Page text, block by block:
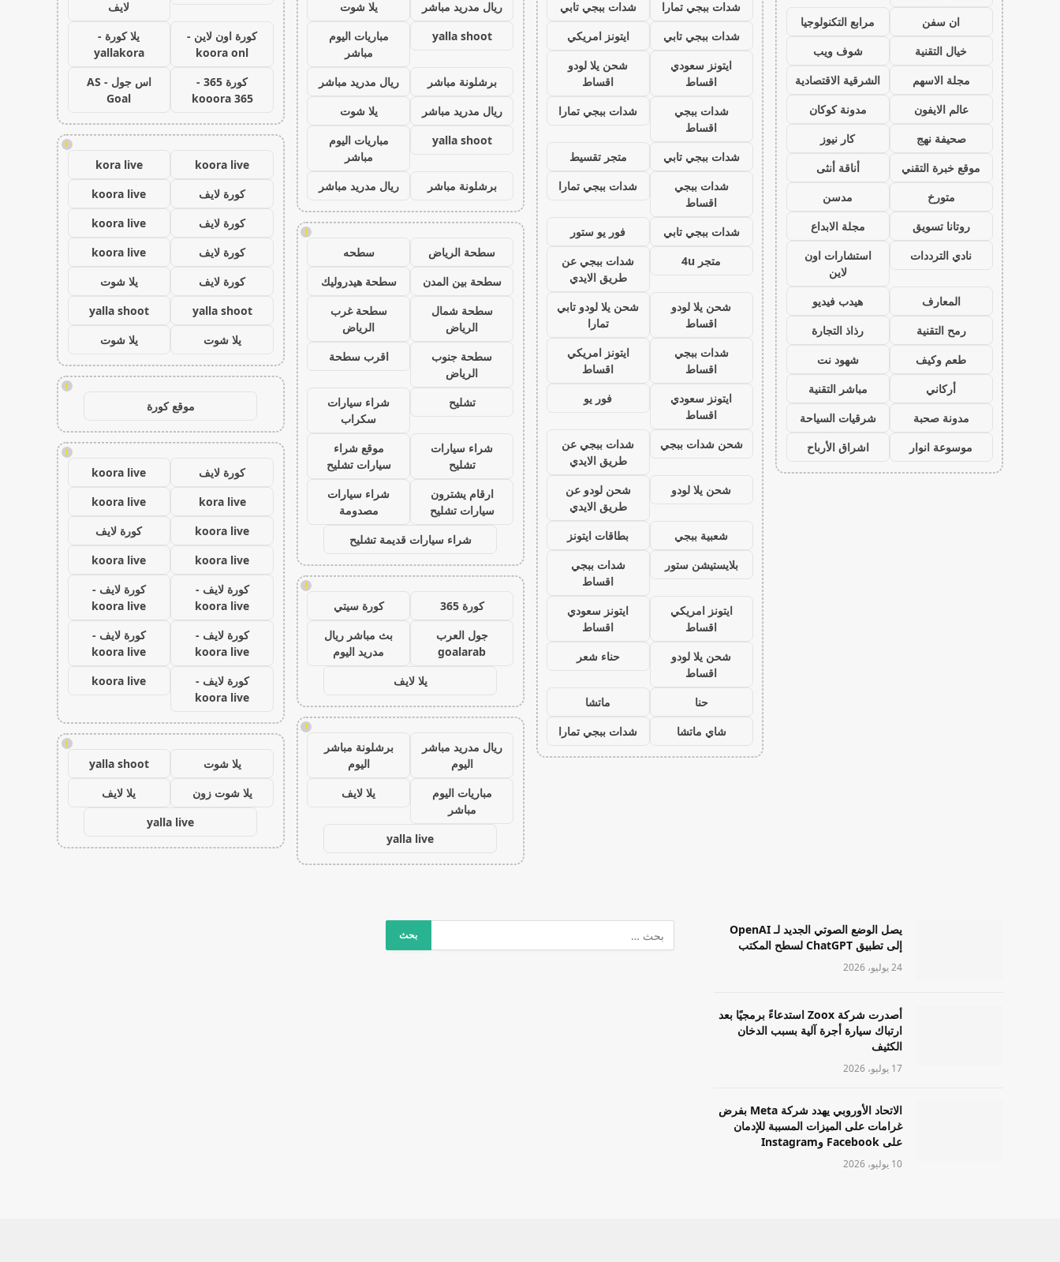
ان سفن
مرابع التكنولوجيا
خيال التقنية
شوف ويب
مجلة الاسهم
الشرقية الاقتصادية
عالم الايفون
مدونة كوكان
صحيفة نهج
كار نيوز
موقع خبرة التقني
أناقة أنثى
متورخ
مدسن
روتانا تسويق
مجلة الابداع
نادي الترددات
استشارات اون
لاين
المعارف
هيدب فيديو
رمح التقنية
رذاذ التجارة
طعم وكيف
شهود نت
أركاني
مباشر التقنية
مدونة صحبة
شرقيات السياحة
موسوعة انوار
اشراق الأرباح
شدات ببجي تمارا
شدات ببجي تابي
شدات ببجي تابي
ايتونز امريكي
ايتونز سعودي
اقساط
شحن يلا لودو
اقساط
شدات ببجي
اقساط
شدات ببجي تمارا
شدات ببجي تابي
متجر تقسيط
شدات ببجي
اقساط
شدات ببجي تمارا
شدات ببجي تابي
فور يو ستور
متجر 4u
شدات ببجي عن
طريق الايدي
شحن يلا لودو
اقساط
شحن يلا لودو تابي
تمارا
شدات ببجي
اقساط
ايتونز امريكي
اقساط
ايتونز سعودي
اقساط
فور يو
شحن شدات ببجي
شدات ببجي عن
طريق الايدي
شحن يلا لودو
شحن لودو عن
طريق الايدي
شعبية ببجي
بطاقات ايتونز
بلايستيشن ستور
شدات ببجي
اقساط
ايتونز امريكي
اقساط
ايتونز سعودي
اقساط
شحن يلا لودو
اقساط
حناء شعر
حنا
ماتشا
شاي ماتشا
شدات ببجي تمارا
ريال مدريد مباشر
يلا شوت
yalla shoot
مباريات اليوم
مباشر
برشلونة مباشر
ريال مدريد مباشر
ريال مدريد مباشر
يلا شوت
yalla shoot
مباريات اليوم
مباشر
برشلونة مباشر
ريال مدريد مباشر
!
سطحة الرياض
سطحه
سطحة بين المدن
سطحة هيدروليك
سطحة شمال
الرياض
سطحة غرب
الرياض
سطحة جنوب
الرياض
اقرب سطحة
تشليح
شراء سيارات
سكراب
شراء سيارات
تشليح
موقع شراء
سيارات تشليح
ارقام يشترون
سيارات تشليح
شراء سيارات
مصدومة
شراء سيارات قديمة تشليح
!
كورة 365
كورة سيتي
جول العرب
goalarab
بث مباشر ريال
مدريد اليوم
يلا لايف
!
ريال مدريد مباشر
اليوم
برشلونة مباشر
اليوم
مباريات اليوم
مباشر
يلا لايف
yalla live
لايف
كورة اون لاين -
koora onl
يلا كورة -
yallakora
كورة 365 -
kooora 365
اس جول - AS
Goal
!
koora live
kora live
كورة لايف
koora live
كورة لايف
koora live
كورة لايف
koora live
كورة لايف
يلا شوت
yalla shoot
yalla shoot
يلا شوت
يلا شوت
!
موقع كورة
!
كورة لايف
koora live
kora live
koora live
koora live
كورة لايف
koora live
koora live
كورة لايف -
koora live
كورة لايف -
koora live
كورة لايف -
koora live
كورة لايف -
koora live
كورة لايف -
koora live
koora live
!
يلا شوت
yalla shoot
يلا شوت زون
يلا لايف
yalla live
يصل الوضع الصوتي الجديد لـ OpenAI
إلى تطبيق ChatGPT لسطح المكتب
24 يوليو، 2026
أصدرت شركة Zoox استدعاءً برمجيًا بعد
ارتباك سيارة أجرة آلية بسبب الدخان
الكثيف
17 يوليو، 2026
الاتحاد الأوروبي يهدد شركة Meta بفرض
غرامات على الميزات المسببة للإدمان
على Facebook وInstagram
10 يوليو، 2026